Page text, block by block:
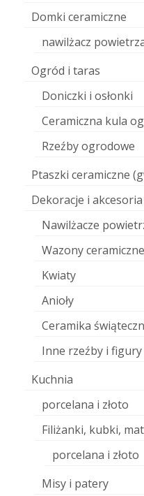
Domki ceramiczne
nawilżacz
Ogród i taras
Doniczki i osłonki
Ceramiczna kula
Rzeźby ogrodowe
Ptaszki ceramiczne
Dekoracje i akcesoria
Nawilżacze
Wazony ceramiczne
Kwiaty
Anioły
Ceramika
Inne rzeźby i figury
Kuchnia
porcelana i złoto
Filiżanki, kubki,
porcelana i złoto
Misy i patery